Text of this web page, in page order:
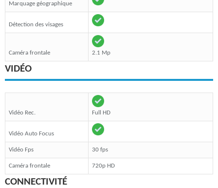
Marquage géographique
Détection des visages
Caméra frontale 2.1 Mp
VIDÉO
Vidéo Rec. Full HD
Vidéo Auto Focus
Vidéo Fps 30 fps
Caméra frontale 720p HD
CONNECTIVITÉ